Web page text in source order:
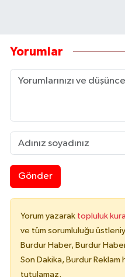
Yorumlar
Gönder
Yorum yazarak topluluk
ve tüm sorumluluğu
Burdur Haber, Burdur
Son Dakika, Burdur
tutulamaz.